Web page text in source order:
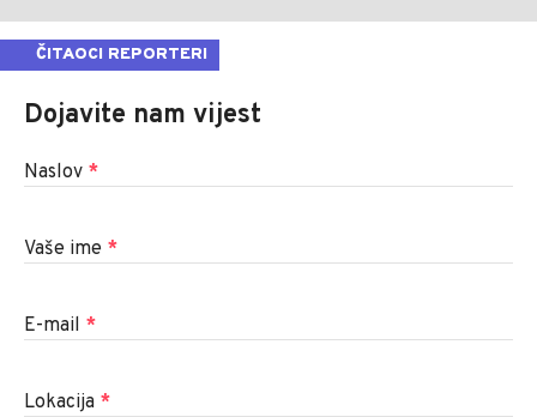
ČITAOCI REPORTERI
Dojavite nam vijest
Naslov *
Vaše ime *
E-mail *
Lokacija *